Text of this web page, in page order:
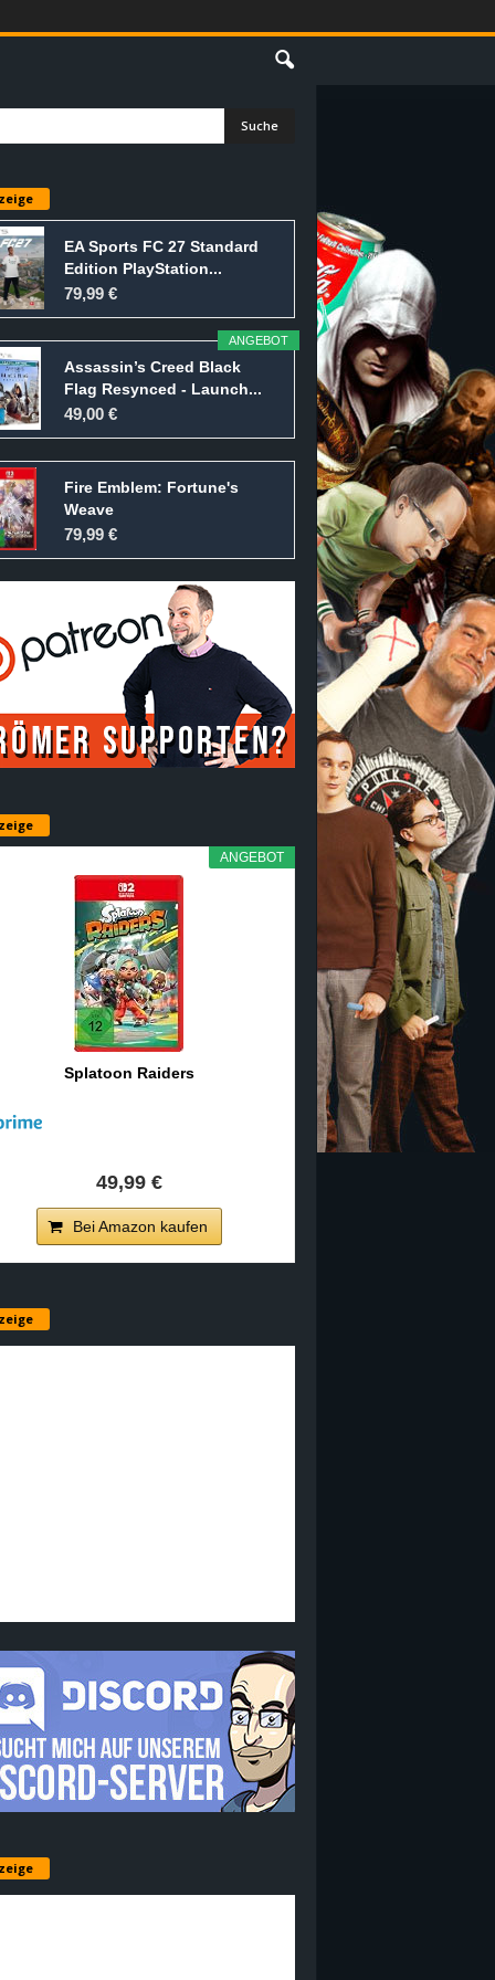
EA Sports FC 27 Standard
Edition PlayStation...
79,99 €
ANGEBOT
Assassin’s Creed Black
Flag Resynced - Launch...
49,00 €
Fire Emblem: Fortune's
Weave
79,99 €
ANGEBOT
Splatoon Raiders
49,99 €
Bei Amazon kaufen